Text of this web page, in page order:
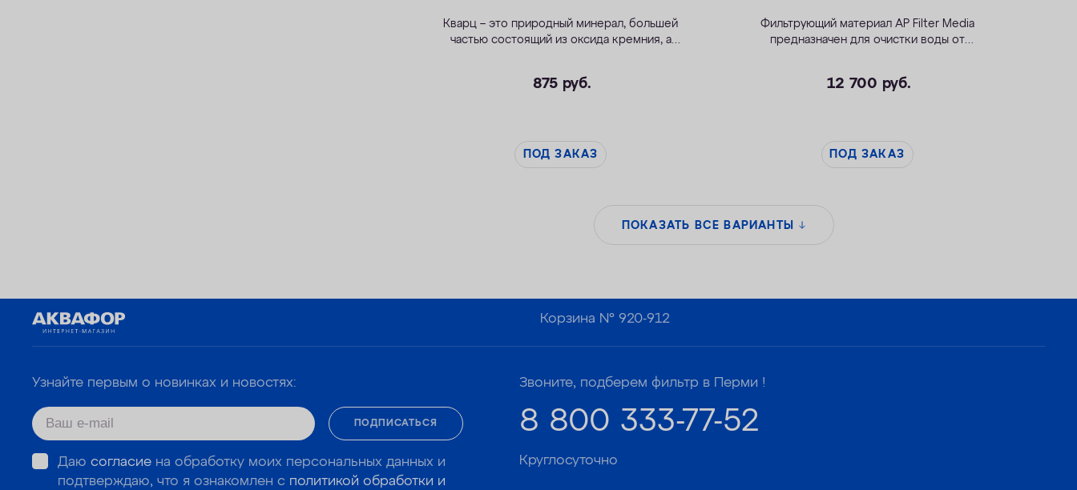
Кварц – это природный минерал, большей
частью состоящий из оксида кремния, а
кальция, железа и марганца.
875 руб.
ПОД ЗАКАЗ
Фильтрующий материал AР Filter Media
предназначен для очистки воды от
12 700 руб.
ПОД ЗАКАЗ
ПОКАЗАТЬ ВСЕ ВАРИАНТЫ
Корзина №920-912
Узнайте первым о новинках и новостях:
ПОДПИСАТЬСЯ
Даю согласиена обработку моих персональных данных и
подтверждаю, что я ознакомлен с политикой обработки и
Звоните, подберем фильтр в Перми !
8 800 333-77-52
Круглосуточно